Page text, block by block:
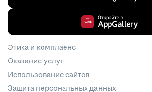
Этика и комплаенс
Оказание услуг
Использование сайтов
Защита персональных данных